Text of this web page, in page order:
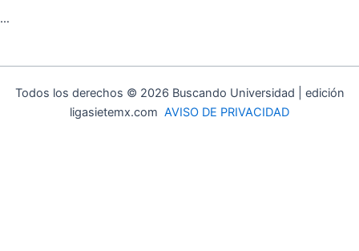
…
Todos los derechos © 2026 Buscando Universidad | edición
ligasietemx.com AVISO DE PRIVACIDAD